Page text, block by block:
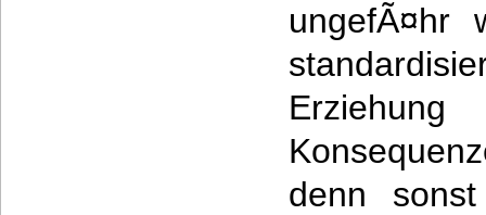
ungefÃ¤hr
denn